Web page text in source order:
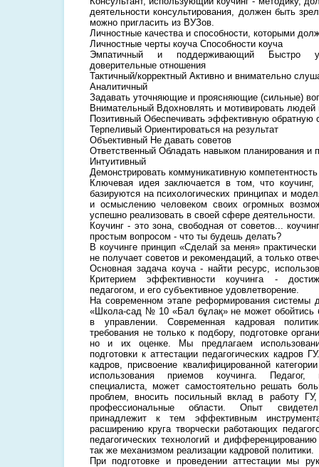
деятельности консультирования, должен быть
можно пригласить из ВУЗов.
Личностные качества и способности, которыми
Личностные черты коуча Способности коуча
Эмпатичный и поддерживающий Быстро
доверительные отношения
Тактичный/корректный Активно и внимательно
Аналитичный
Задавать уточняющие и проясняющие (сильные)
Внимательный Вдохновлять и мотивировать людей
Позитивный Обеспечивать эффективную обратную
Терпеливый Ориентироваться на результат
Объективный Не давать советов
Ответственный Обладать навыком планирования и
Интуитивный
Демонстрировать коммуникативную компетентность
Ключевая идея заключается в том, что коучинг,
базируются на психологических принципах и
и осмыслению человеком своих огромных
успешно реализовать в своей сфере деятельности.
Коучинг - это зона, свободная от советов...
простым вопросом - что ты будешь делать?
В коучинге принцип «Сделай за меня»
не получает советов и рекомендаций, а только
Основная задача коуча - найти ресурс,
Критерием эффективности коучинга -
педагогом, и его субъективное удовлетворение.
На современном этапе реформирования системы
«Школа-сад № 10 «Бал бұлақ» не может обойтись
в управлении. Современная кадровая
требования не только к подбору, подготовке
но и их оценке. Мы предлагаем
подготовки к аттестации педагогических кадров
кадров, присвоение квалифицированной
использования приемов коучинга. Педагог,
специалиста, может самостоятельно решать
проблем, вносить посильный вклад в работу
профессиональные области. Опыт
принадлежит к тем эффективным
расширению круга творчески работающих
педагогических технологий и
так же механизмом реализации кадровой политики.
При подготовке и проведении аттестации мы